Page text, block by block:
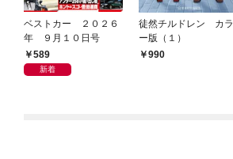
ベストカー ２０２６
年 ９月１０日号
589
新着
徒然チルドレン カラ
ー版（１）
990